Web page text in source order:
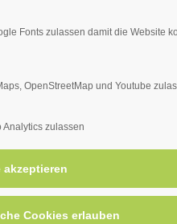
mit Gerd
Fonts zulassen damit die Website
OpenStreetMap und Youtube
Analytics zulassen